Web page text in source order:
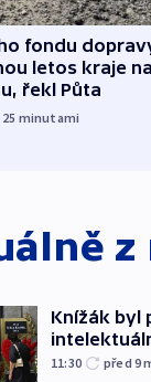
fondu
letos kraje
řekl Půta
minutami
Knížák byl
11:30 před 9